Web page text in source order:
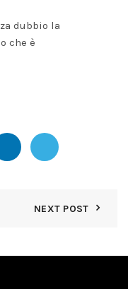
dubbio la
che è
NEXT POST